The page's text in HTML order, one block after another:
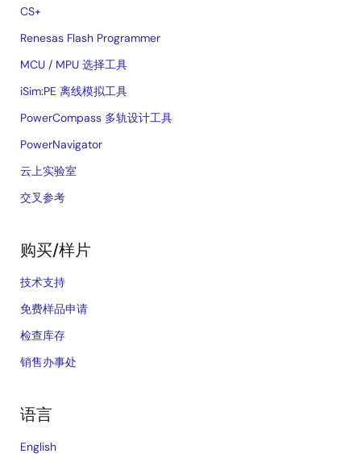
CS+
Renesas Flash Programmer
MCU / MPU 选择工具
iSim:PE 离线模拟工具
PowerCompass 多轨设计工具
PowerNavigator
云上实验室
交叉参考
购买/样片
技术支持
免费样品申请
检查库存
销售办事处
语言
English